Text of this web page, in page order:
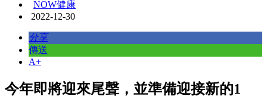
NOW健康
2022-12-30
分享
傳送
A+
今年即將迎來尾聲，並準備迎接新的1